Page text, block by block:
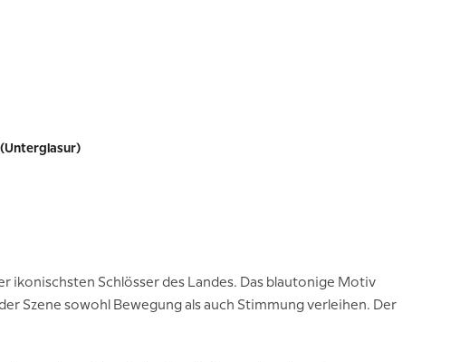
(Unterglasur)
ikonischsten Schlösser des Landes. Das blautonige Motiv
Szene sowohl Bewegung als auch Stimmung verleihen. Der